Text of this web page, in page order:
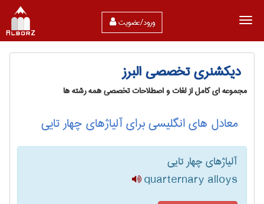
ورود/عضویت
دیکشنری تخصصی البرز
مجموعه ای کامل از لغات و اصطلاحات تخصصی همه رشته ها
معادل های انگلیسی برای آلیاژهای چهار تایی
آلیاژهای چهار تایی
quarternary alloys